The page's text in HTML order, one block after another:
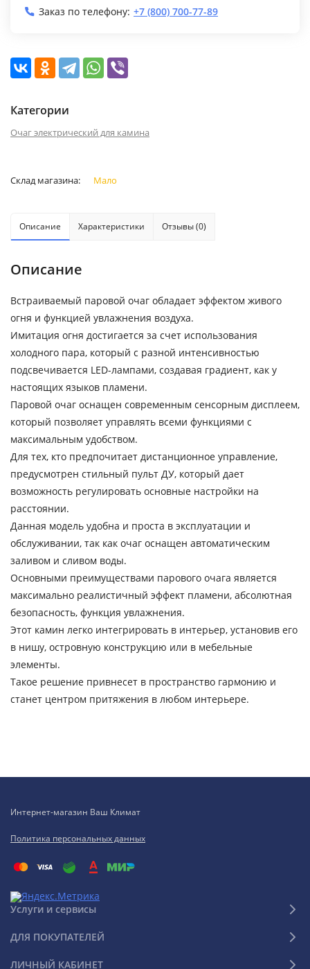
Заказ по телефону: +7 (800) 700-77-89
Категории
Очаг электрический для камина
Склад магазина: Мало
Описание Характеристики Отзывы (0)
Описание
Встраиваемый паровой очаг обладает эффектом живого
огня и функцией увлажнения воздуха.
Имитация огня достигается за счет использования
холодного пара, который с разной интенсивностью
подсвечивается LED-лампами, создавая градиент, как у
настоящих языков пламени.
Паровой очаг оснащен современным сенсорным дисплеем,
который позволяет управлять всеми функциями с
максимальным удобством.
Для тех, кто предпочитает дистанционное управление,
предусмотрен стильный пульт ДУ, который дает
возможность регулировать основные настройки на
расстоянии.
Данная модель удобна и проста в эксплуатации и
обслуживании, так как очаг оснащен автоматическим
заливом и сливом воды.
Основными преимуществами парового очага является
максимально реалистичный эффект пламени, абсолютная
безопасность, функция увлажнения.
Этот камин легко интегрировать в интерьер, установив его
в нишу, островную конструкцию или в мебельные
элементы.
Такое решение привнесет в пространство гармонию и
станет центром притяжения в любом интерьере.
Интернет-магазин Ваш Климат
Политика персональных данных
Услуги и сервисы
ДЛЯ ПОКУПАТЕЛЕЙ
ЛИЧНЫЙ КАБИНЕТ